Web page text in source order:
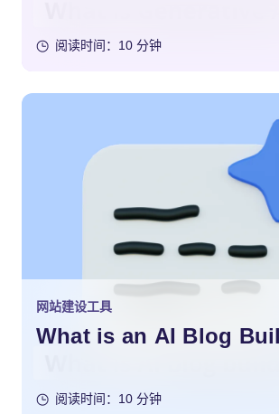
阅读时间：10 分钟
网站建设工具
What is an AI Blog
阅读时间：10 分钟